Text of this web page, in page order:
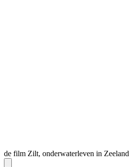
de film Zilt, onderwaterleven in Zeeland